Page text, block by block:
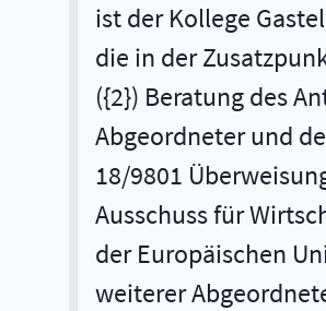
ist der Kollege
die in der
({2}) Beratung des
Abgeordneter und
18/9801
Ausschuss für
der Europäischen
weiterer